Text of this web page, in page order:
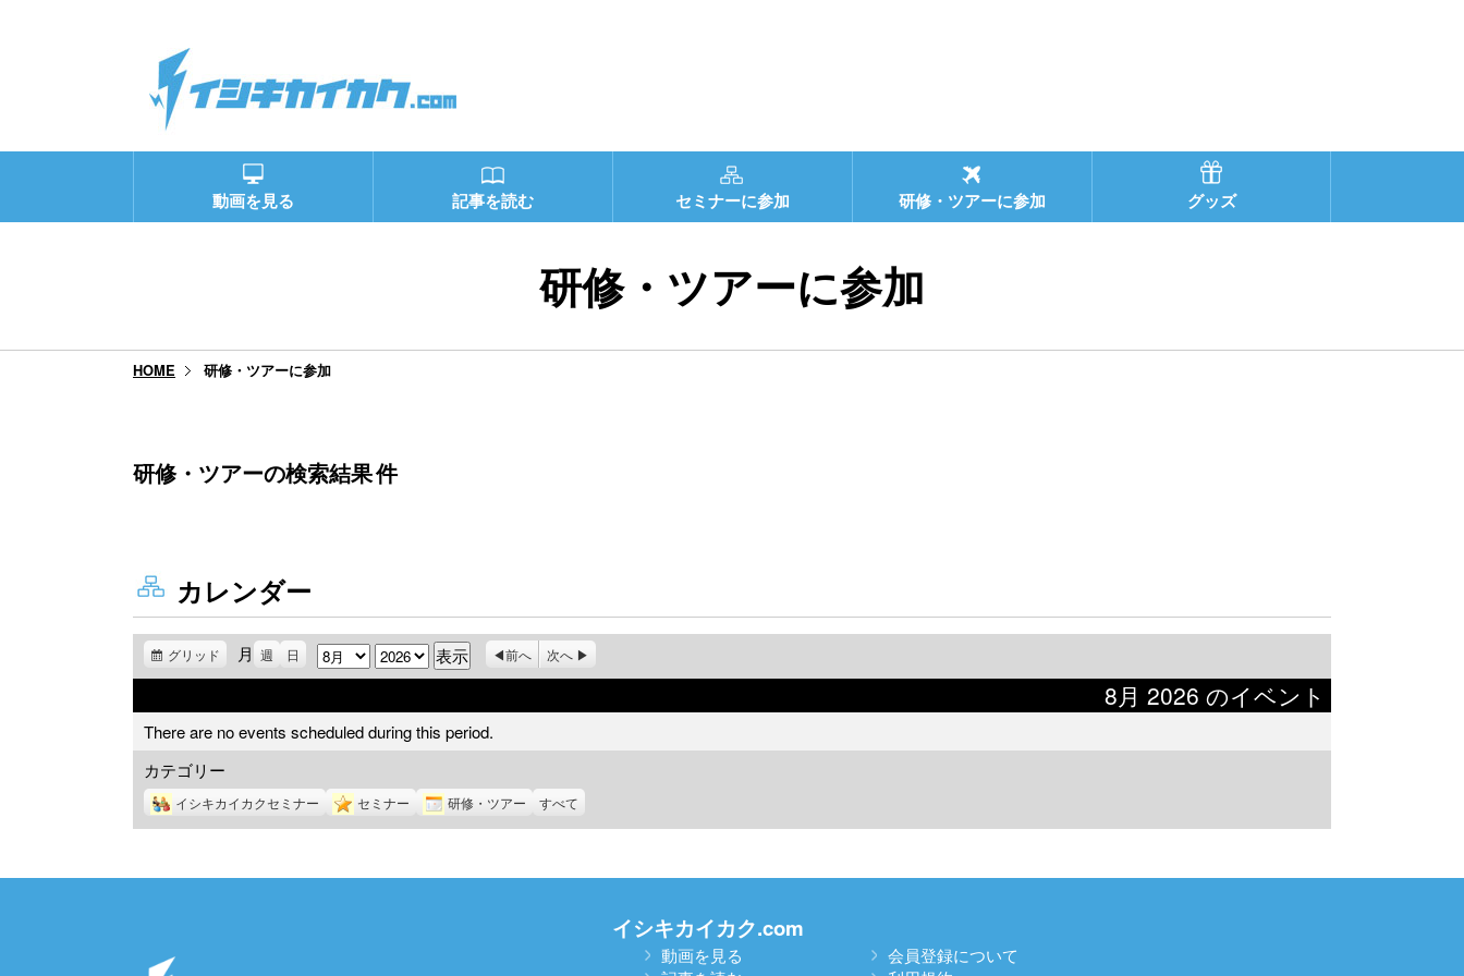
動画を見る 記事を読む セミナーに参加 研修・ツアーに参加 グッズ
研修・ツアーに参加
HOME 研修・ツアーに参加
研修・ツアーの検索結果件
カレンダー
グリッド 月 週 日 月 年 前へ 次へ
8月 2026 のイベント
There are no events scheduled during this period.
カテゴリー
イシキカイカクセミナー セミナー 研修・ツアー すべて
イシキカイカク.com
動画を見る
会員登録について